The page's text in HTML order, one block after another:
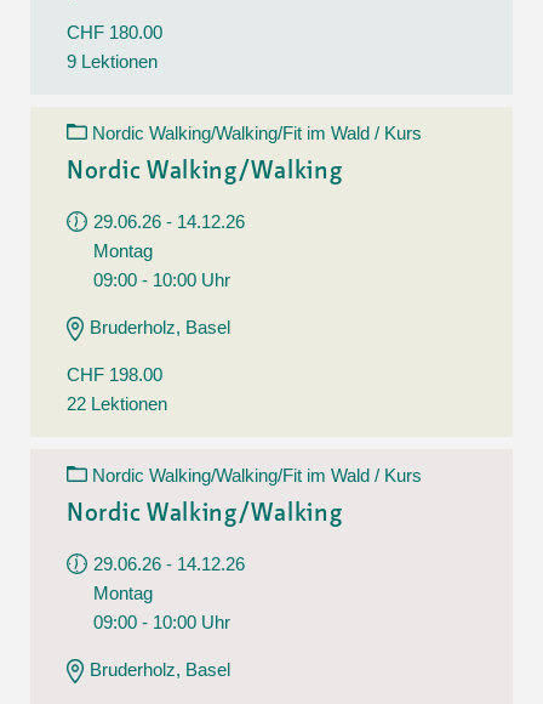
CHF 180.00
9 Lektionen
Nordic Walking/Walking/Fit im Wald / Kurs
Nordic Walking/Walking
29.06.26 - 14.12.26
Montag
09:00 - 10:00 Uhr
Bruderholz, Basel
CHF 198.00
22 Lektionen
Nordic Walking/Walking/Fit im Wald / Kurs
Nordic Walking/Walking
29.06.26 - 14.12.26
Montag
09:00 - 10:00 Uhr
Bruderholz, Basel